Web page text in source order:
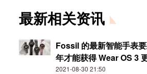
最新相关资讯
Fossil 的最新智能手表
年才能获得 Wear OS 3
2021-08-30 21:50